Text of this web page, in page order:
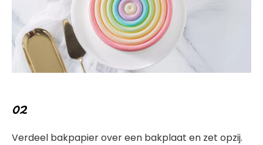
02
Verdeel bakpapier over een bakplaat en zet opzij.